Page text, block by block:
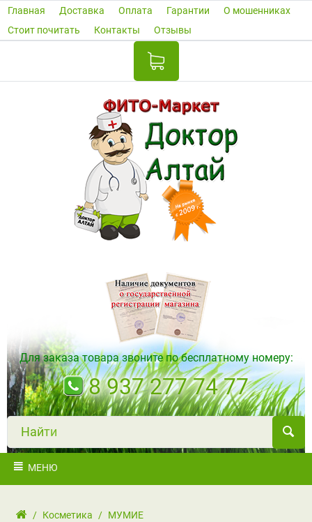
Главная Доставка Оплата Гарантии
О мошенниках
Стоит почитать
Контакты Отзывы
Для заказа товара звоните по бесплатному номеру:
8 937 277 74 77
Найти
МЕНЮ
/ Косметика / МУМИЕ